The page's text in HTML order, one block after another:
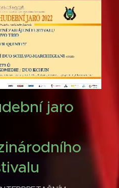
jaro